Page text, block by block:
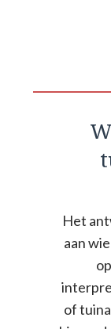
Het
aan
of